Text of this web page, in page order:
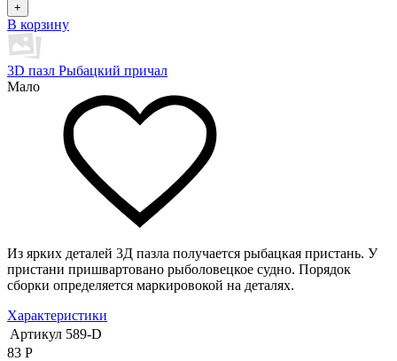
+
В корзину
3D пазл Рыбацкий причал
Мало
Из ярких деталей 3Д пазла получается рыбацкая пристань. У
пристани пришвартовано рыболовецкое судно. Порядок
сборки определяется маркировокой на деталях.
Характеристики
Артикул 589-D
83 Р